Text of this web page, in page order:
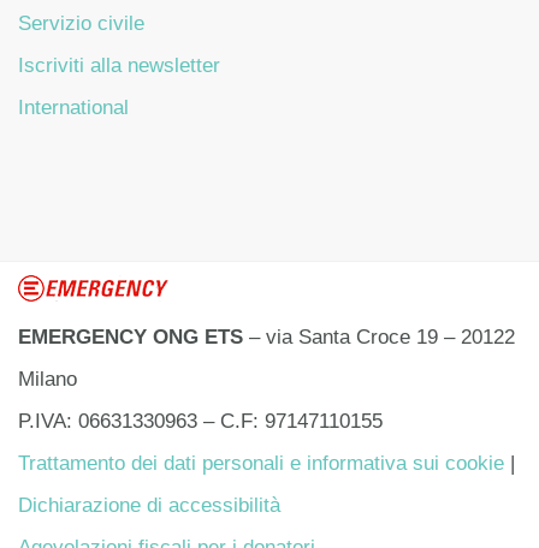
Servizio civile
Iscriviti alla newsletter
International
EMERGENCY ONG ETS – via Santa Croce 19 – 20122
Milano
P.IVA: 06631330963 – C.F: 97147110155
Trattamento dei dati personali e informativa sui cookie |
Dichiarazione di accessibilità